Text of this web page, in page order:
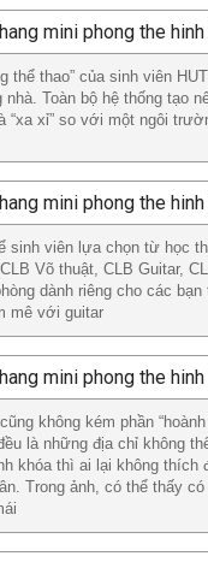
thể thao” của sinh viên
nhà. Toàn bộ hệ thống tạo
“xa xỉ” so với một ngôi
sinh viên lựa chọn từ học
Võ thuật, CLB Guitar,
dành riêng cho các
mê với guitar
không kém phần
là những địa chỉ không
khóa thì ai lại không thích
Trong ảnh, có thể thấy